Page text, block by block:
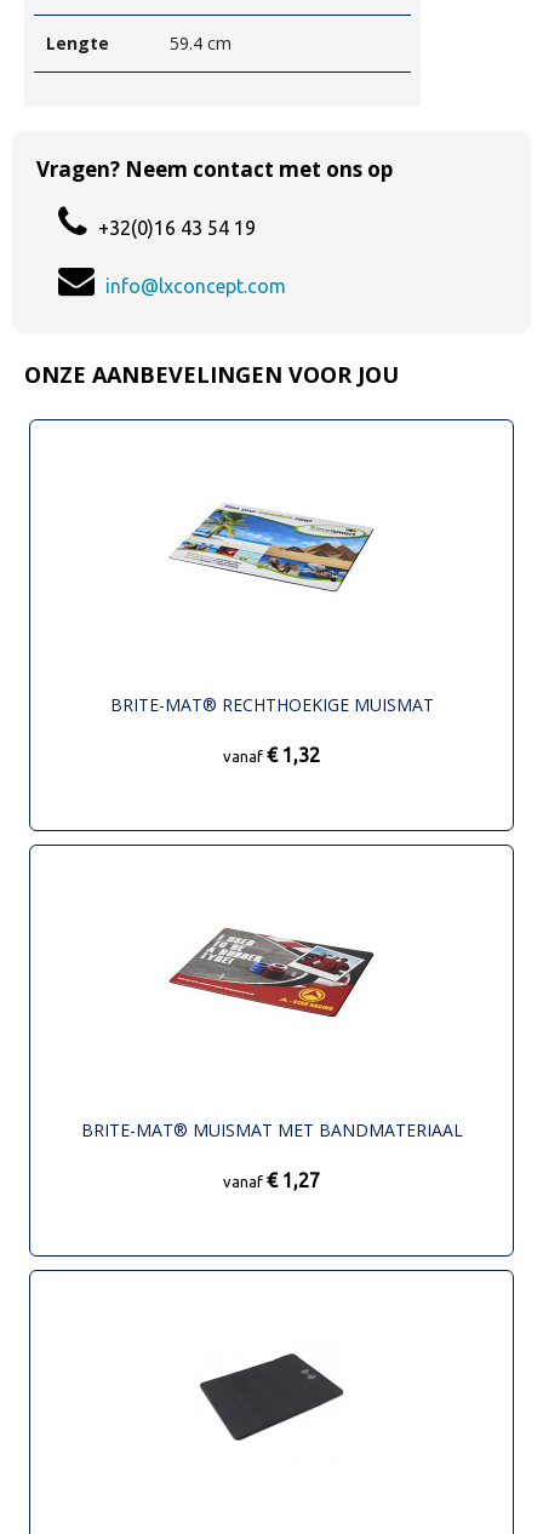
Lengte 59.4 cm
Vragen? Neem contact met ons op
+32(0)16 43 54 19
info@lxconcept.com
ONZE AANBEVELINGEN VOOR JOU
BRITE-MAT® RECHTHOEKIGE MUISMAT
vanaf € 1,32
BRITE-MAT® MUISMAT MET BANDMATERIAAL
vanaf € 1,27